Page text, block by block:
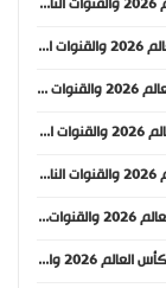
موعد مباراة ألمانيا وكوراساو في كأس العالم 2026 والقنوات الناقلة
موعد مباراة هايتي واسكتلندا في كأس العالم 2026 والقنوات الناقلة
موعد مباراة البرازيل والمغرب في كأس العالم 2026 والقنوات الناقلة
موعد مباراة قطر وسويسرا في كأس العالم 2026 والقنوات الناقلة
موعد مباراة أمريكا والباراغواي في كأس العالم 2026 والقنوات الناقلة
موعد مباراة كندا والبوسنة والهرسك في كأس العالم 2026 والقنوات الناقلة